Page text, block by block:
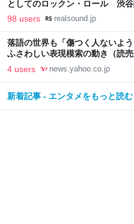
としてのロックン・ロール 渋
98 users realsound.jp
落語の世界も「傷つく人ないよ
ふさわしい表現模索の動き（読
ース
4 users news.yahoo.co.jp
新着記事 - エンタメをもっと読む